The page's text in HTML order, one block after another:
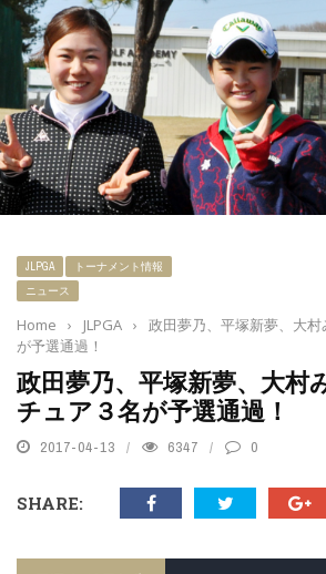
JLPGA
トーナメント情報
ニュース
Home › JLPGA ›
政田夢乃、平塚新夢、大
が予選通過！
政田夢乃、平塚新夢、大村
チュア３名が予選通過！
2017-04-13 6347 0
SHARE: